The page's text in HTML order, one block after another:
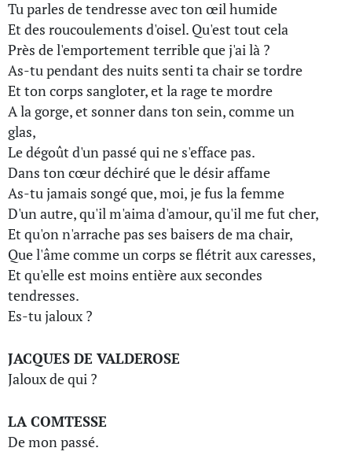
Tu parles de tendresse avec ton œil humide
Et des roucoulements d'oisel. Qu'est tout cela
Près de l'emportement terrible que j'ai là ?
As-tu pendant des nuits senti ta chair se tordre
Et ton corps sangloter, et la rage te mordre
A la gorge, et sonner dans ton sein, comme un
glas,
Le dégoût d'un passé qui ne s'efface pas.
Dans ton cœur déchiré que le désir affame
As-tu jamais songé que, moi, je fus la femme
D'un autre, qu'il m'aima d'amour, qu'il me fut cher,
Et qu'on n'arrache pas ses baisers de ma chair,
Que l'âme comme un corps se flétrit aux caresses,
Et qu'elle est moins entière aux secondes
tendresses.
Es-tu jaloux ?
JACQUES DE VALDEROSE
Jaloux de qui ?
LA COMTESSE
De mon passé.